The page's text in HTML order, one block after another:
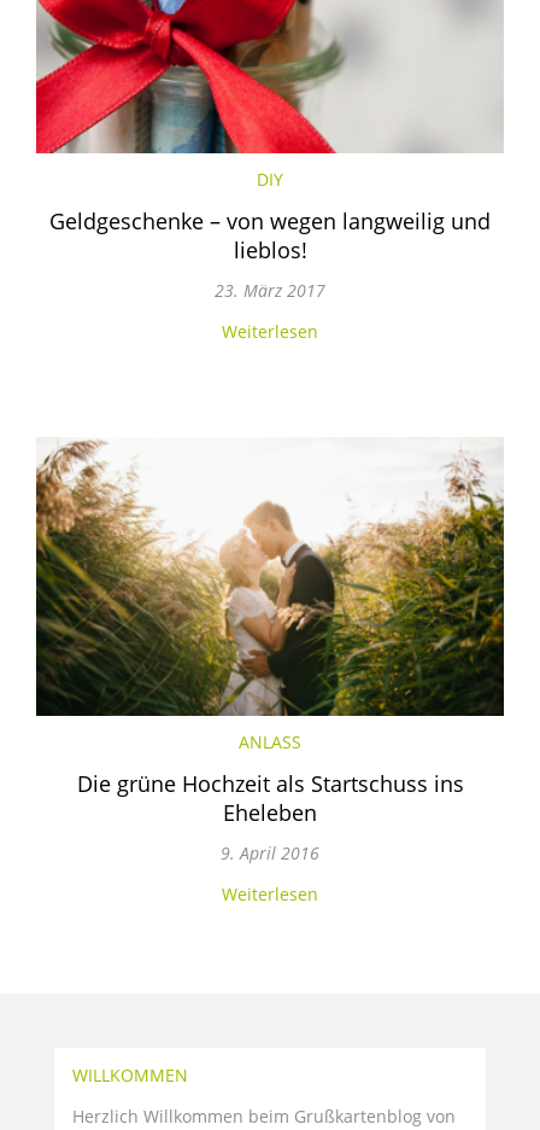
DIY
Geldgeschenke – von wegen langweilig und
lieblos!
23. März 2017
Weiterlesen
ANLASS
Die grüne Hochzeit als Startschuss ins
Eheleben
9. April 2016
Weiterlesen
WILLKOMMEN
Herzlich Willkommen beim Grußkartenblog von